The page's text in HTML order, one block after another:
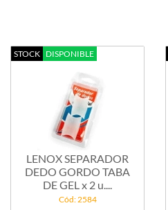
STOCK DISPONIBLE
LENOX SEPARADOR
DEDO GORDO TABA
DE GEL x 2 u....
Cód: 2584